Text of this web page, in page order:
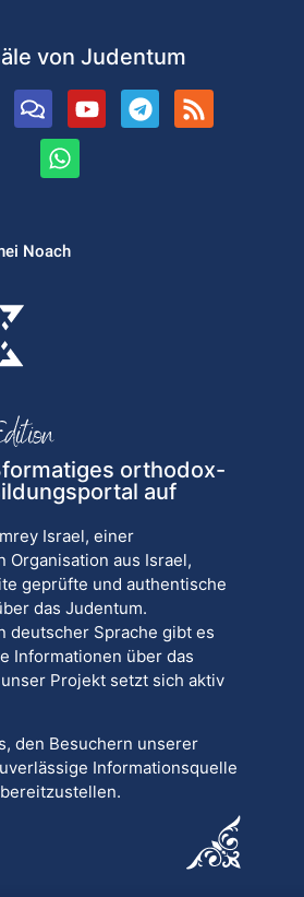
von Judentum
Noach
orthodox-
auf
Israel, einer
Organisation aus Israel,
geprüfte und authentische
das Judentum.
deutscher Sprache gibt es
Informationen über das
Projekt setzt sich aktiv
den Besuchern unserer
Informationsquelle